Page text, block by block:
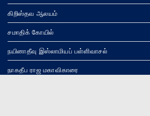
கிறிஸ்தவ ஆலயம்
சமாதிக் கோயில்
நயினாதீவு இஸ்லாமியப் பள்ளிவாசல்
நாகதீப ராஜ மகாவிகாரை